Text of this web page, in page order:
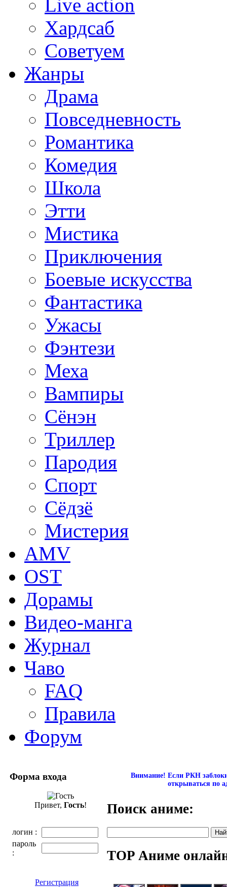
Live action
Хардсаб
Советуем
Жанры
Драма
Повседневность
Романтика
Комедия
Школа
Этти
Мистика
Приключения
Боевые искусства
Фантастика
Ужасы
Фэнтези
Меха
Вампиры
Сёнэн
Триллер
Пародия
Спорт
Сёдзё
Мистерия
AMV
OST
Дорамы
Видео-манга
Журнал
Чаво
FAQ
Правила
Форум
Форма входа
Привет, Гость!
логин :
пароль
:
Регистрация
Внимание! Если РКН
открываться по
Поиск аниме:
TOP Аниме